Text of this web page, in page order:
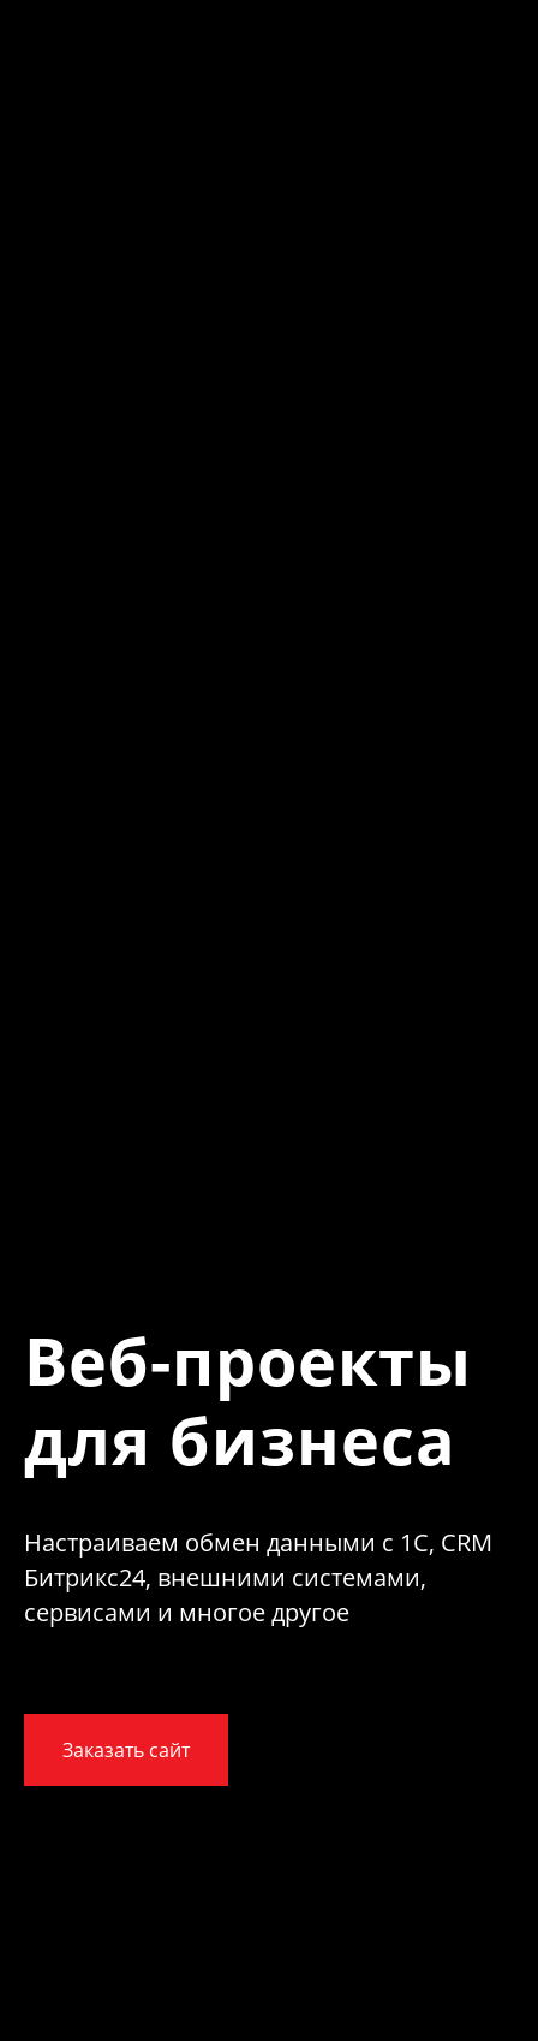
Веб-проекты
для бизнеса
Настраиваем обмен данными с 1С, CRM
Битрикс24, внешними системами,
сервисами и многое другое
Заказать сайт